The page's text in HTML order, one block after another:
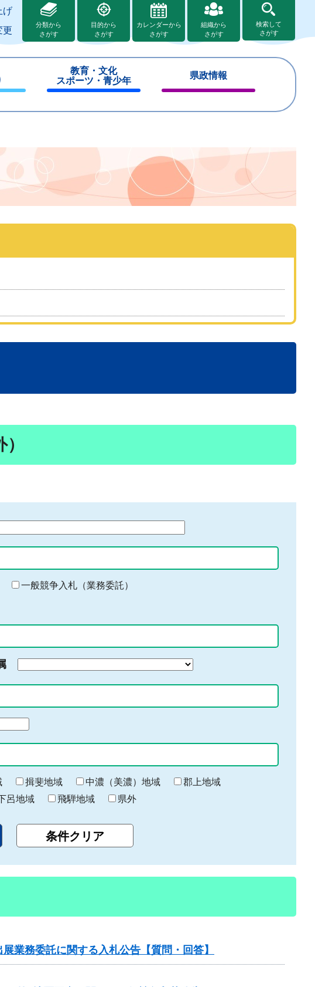
げ
更
分類から
さがす
目的から
さがす
カレンダーから
さがす
組織から
さがす
検索して
さがす
教育・文化
スポーツ・青少年
じ
県政情報
じ
一般競争入札（業務委託）
揖斐地域 中濃（美濃）地域
郡上地域
呂地域 飛騨地域 県外
業務委託に関する入札公告【質問・回答】